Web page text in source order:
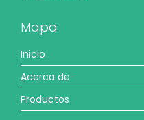
Mapa
Inicio
Acerca de
Productos